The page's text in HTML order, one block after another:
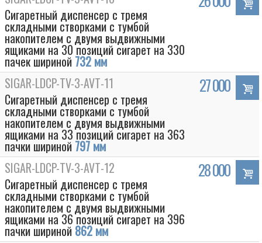
Сигаретный диспенсер с тремя
складными створками с тумбой
накопителем с двумя выдвижными
ящиками на 30 позиций сигарет на 330
пачек шириной 732 мм
SIGAR-LDCP-TV-3-AVT-11
Сигаретный диспенсер с тремя
складными створками с тумбой
накопителем с двумя выдвижными
ящиками на 33 позиций сигарет на 363
пачки шириной 797 мм
27 000
SIGAR-LDCP-TV-3-AVT-12
Сигаретный диспенсер с тремя
складными створками с тумбой
накопителем с двумя выдвижными
ящиками на 36 позиций сигарет на 396
пачки шириной 862 мм
28 000